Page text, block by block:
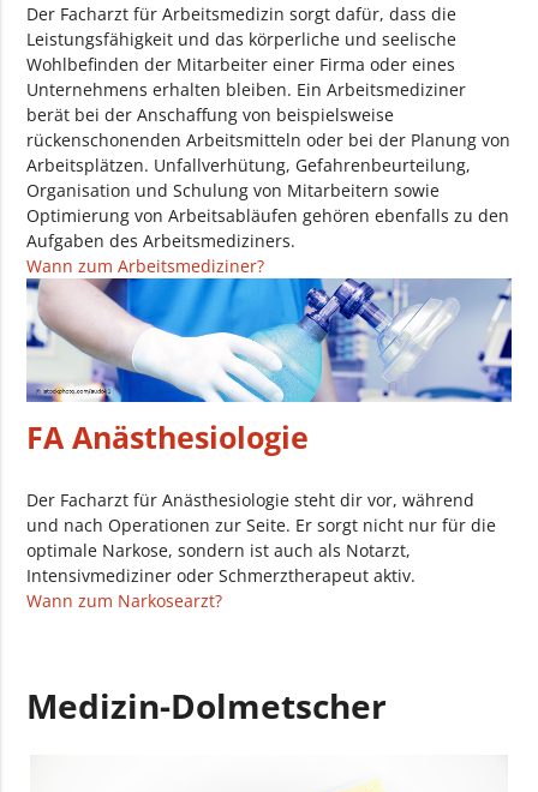
Der Facharzt für Arbeitsmedizin sorgt dafür, dass die
Leistungsfähigkeit und das körperliche und seelische
Wohlbefinden der Mitarbeiter einer Firma oder eines
Unternehmens erhalten bleiben. Ein Arbeitsmediziner
berät bei der Anschaffung von beispielsweise
rückenschonenden Arbeitsmitteln oder bei der Planung von
Arbeitsplätzen. Unfallverhütung, Gefahrenbeurteilung,
Organisation und Schulung von Mitarbeitern sowie
Optimierung von Arbeitsabläufen gehören ebenfalls zu den
Aufgaben des Arbeitsmediziners.
Wann zum Arbeitsmediziner?
FA Anästhesiologie
Der Facharzt für Anästhesiologie steht dir vor, während
und nach Operationen zur Seite. Er sorgt nicht nur für die
optimale Narkose, sondern ist auch als Notarzt,
Intensivmediziner oder Schmerztherapeut aktiv.
Wann zum Narkosearzt?
Medizin-Dolmetscher